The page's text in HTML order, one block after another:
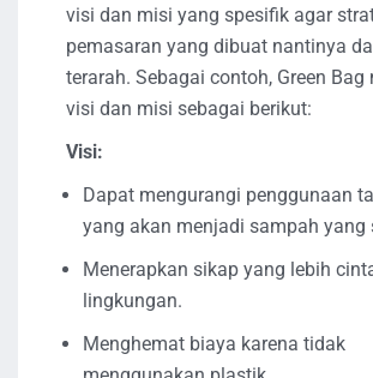
visi dan misi yang spesifik agar
pemasaran yang dibuat nantinya
terarah. Sebagai contoh, Green Bag
visi dan misi sebagai berikut:
Visi:
Dapat mengurangi penggunaan
yang akan menjadi sampah yang
Menerapkan sikap yang lebih
lingkungan.
Menghemat biaya karena tidak